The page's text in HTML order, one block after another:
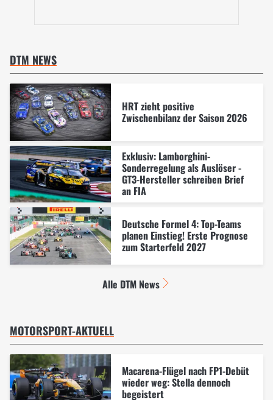
DTM NEWS
HRT zieht positive
Zwischenbilanz der Saison 2026
Exklusiv: Lamborghini-
Sonderregelung als Auslöser -
GT3-Hersteller schreiben Brief
an FIA
Deutsche Formel 4: Top-Teams
planen Einstieg! Erste Prognose
zum Starterfeld 2027
Alle DTM News
MOTORSPORT-AKTUELL
Macarena-Flügel nach FP1-Debüt
wieder weg: Stella dennoch
begeistert